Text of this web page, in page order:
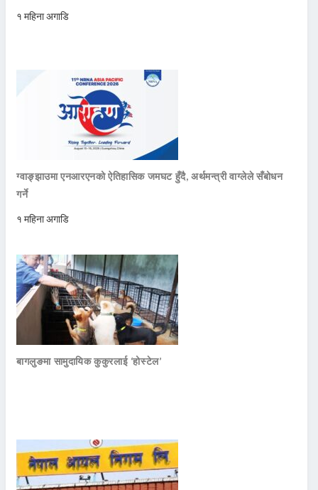
१ महिना अगाडि
ग्वाङ्झाउमा एनआरएनको ऐतिहासिक जमघट हुँदै, अर्थमन्त्री वाग्लेले सँबोधन
गर्ने
१ महिना अगाडि
बागलुङमा सामुदायिक कुकुरलाई ‘होस्टेल’